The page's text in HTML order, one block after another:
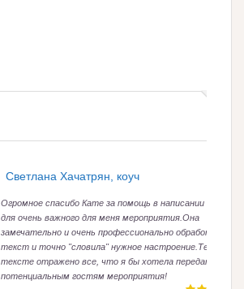
Светлана Хачатрян, коуч
Огромное спасибо Кате за помощь в написании текста
для очень важного для меня мероприятия.Она
замечательно и очень профессионально обработала
текст и точно "словила" нужное настроение.Теперь в
тексте отражено все, что я бы хотела передать
потенциальным гостям мероприятия!